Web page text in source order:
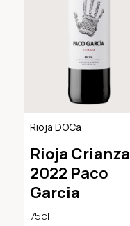
Rioja DOCa
Rioja Crianza
2022 Paco
Garcia
75cl